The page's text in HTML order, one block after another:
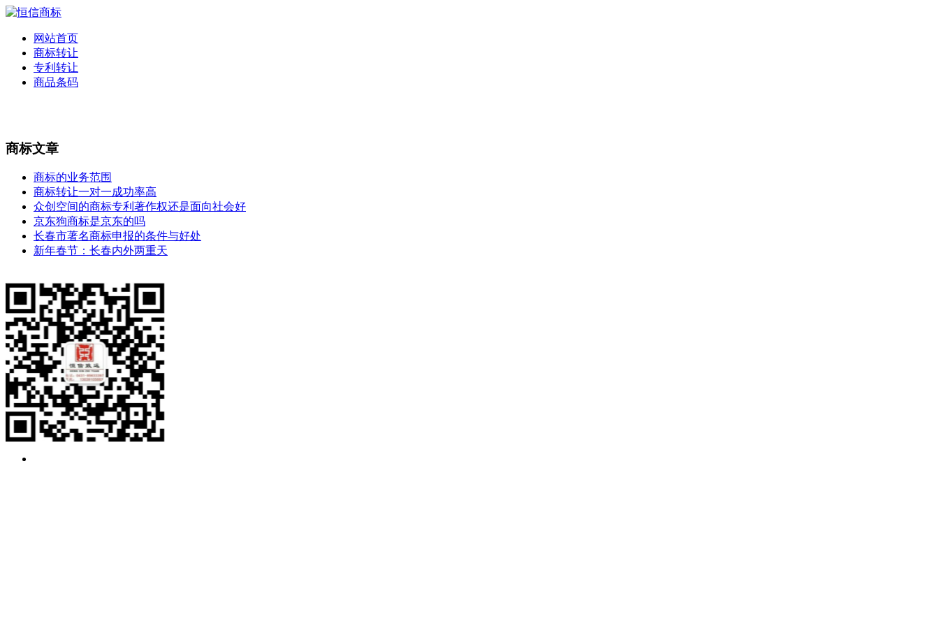
网站首页
商标转让
专利转让
商品条码
商标文章
商标的业务范围
商标转让一对一成功率高
众创空间的商标专利著作权还是面向社会好
京东狗商标是京东的吗
长春市著名商标申报的条件与好处
新年春节：长春内外两重天